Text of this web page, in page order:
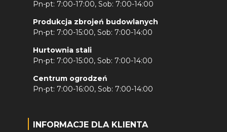
Pn-pt: 7:00-17:00, Sob: 7:00-14:00
Produkcja zbrojeń budowlanych
Pn-pt: 7:00-15:00, Sob: 7:00-14:00
Hurtownia stali
Pn-pt: 7:00-15:00, Sob: 7:00-14:00
Centrum ogrodzeń
Pn-pt: 7:00-16:00, Sob: 7:00-14:00
INFORMACJE DLA KLIENTA